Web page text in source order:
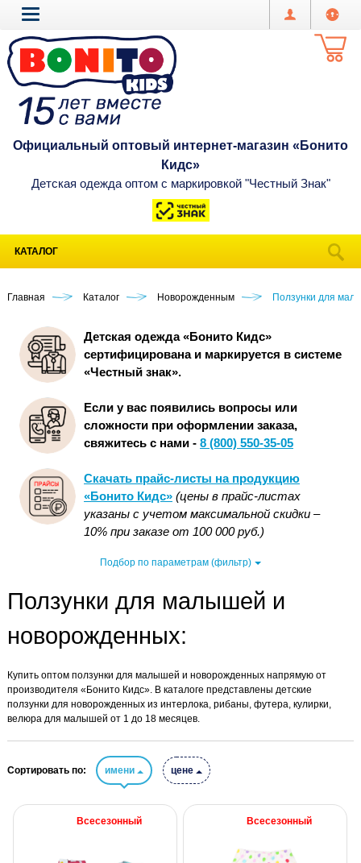
Официальный оптовый интернет-магазин «Бонито
Кидс»
Детская одежда оптом с маркировкой "Честный Знак"
КАТАЛОГ
Главная Каталог Новорожденным Ползунки для
Детская одежда «Бонито Кидс»
сертифицирована и маркируется в системе
«Честный знак».
Если у вас появились вопросы или
сложности при оформлении заказа,
свяжитесь с нами - 8 (800) 550-35-05
Скачать прайс-листы на продукцию
«Бонито Кидс» (цены в прайс-листах
указаны с учетом максимальной скидки –
10% при заказе от 100 000 руб.)
Подбор по параметрам (фильтр)
Ползунки для малышей и
новорожденных:
Купить оптом ползунки для малышей и новорожденных напрямую от
производителя «Бонито Кидс». В каталоге представлены детские
ползунки для новорожденных из интерлока, рибаны, футера, кулирки,
велюра для малышей от 1 до 18 месяцев.
Сортировать по: имени цене
Всесезонный Всесезонный